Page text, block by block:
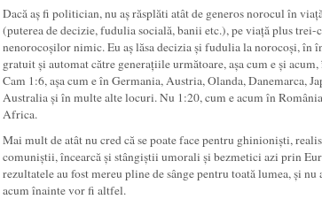
Dacă aș fi politician, nu aș răsplăti atât de generos norocul în
(puterea de decizie, fudulia socială, banii etc.), pe viață plus trei-
nenorocoșilor nimic. Eu aș lăsa decizia și fudulia la norocoși, în
gratuit și automat către generațiile următoare, așa cum e și
Cam 1:6, așa cum e în Germania, Austria, Olanda, Danemarca,
Australia și în multe alte locuri. Nu 1:20, cum e acum în
Africa.
Mai mult de atât nu cred că se poate face pentru ghinioniști,
comuniștii, încearcă și stângiștii umorali și bezmetici azi prin
rezultatele au fost mereu pline de sânge pentru toată lumea, și nu
acum înainte vor fi altfel.